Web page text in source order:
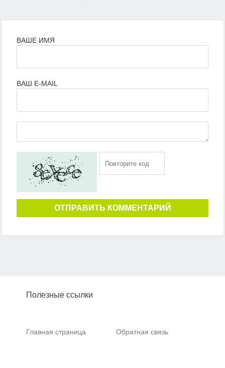
ВАШЕ ИМЯ
ВАШ E-MAIL
ОТПРАВИТЬ КОММЕНТАРИЙ
Полезные ссылки
Главная страница Обратная связь